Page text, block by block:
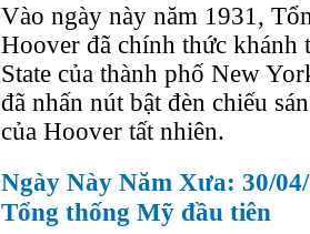
Vào ngày này năm 1931,
Hoover đã chính thức khánh
State của thành phố New
đã nhấn nút bật đèn chiếu
của Hoover tất nhiên.
Ngày Này Năm Xưa: 30/
Tổng thống Mỹ đầu tiên